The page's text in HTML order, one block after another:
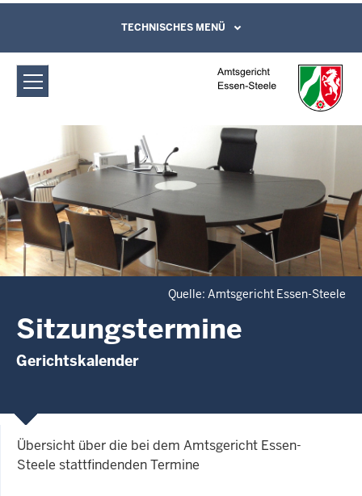
Amtsgericht Essen-Steele:
Sitzungstermine
Direkt zum Inhalt
Leichte Sprache, Gebärdensprachenvideo
und Kontaktformular
TECHNISCHES MENÜ
Quelle: Amtsgericht Essen-Steele
Sitzungstermine
Gerichtskalender
Übersicht über die bei dem Amtsgericht Essen-
Steele stattfindenden Termine